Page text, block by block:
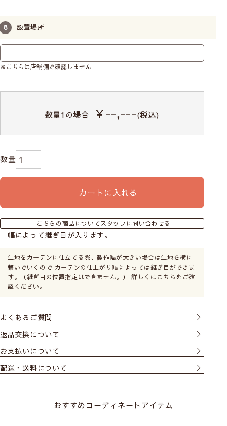
にあがらなくなる恐れがあります)
設置場所
※こちらは店舗側で確認しません
数量1の場合 ￥--,---(税込)
カートに入れる
こちらの商品についてスタッフに問い合わせる
幅によって継ぎ目が入ります。
生地をカーテンに仕立てる際、製作幅が大きい場合は生地を横に
繋いでいくので カーテンの仕上がり幅によっては継ぎ目ができま
す。（継ぎ目の位置指定はできません。） 詳しくはこちら をご確
認ください。
よくあるご質問
返品交換について
お支払いについて
配送・送料について
おすすめコーディネートアイテム